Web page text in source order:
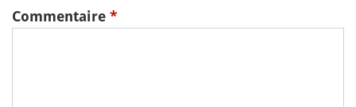
Commentaire *